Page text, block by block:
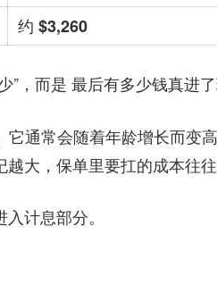
约 $3,260
”，而是 最后有多少钱真进
它通常会随着年龄增长而变
大，保单里要扛的成本往往
计息部分。